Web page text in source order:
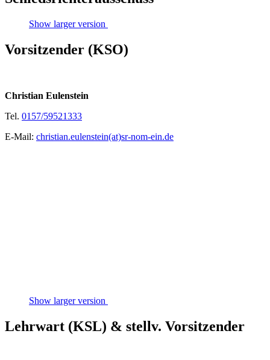
Show larger version
Vorsitzender (KSO)
Christian Eulenstein
Tel. 0157/59521333
E-Mail: christian.eulenstein(at)sr-nom-ein.de
Show larger version
Lehrwart (KSL) & stellv. Vorsitzender